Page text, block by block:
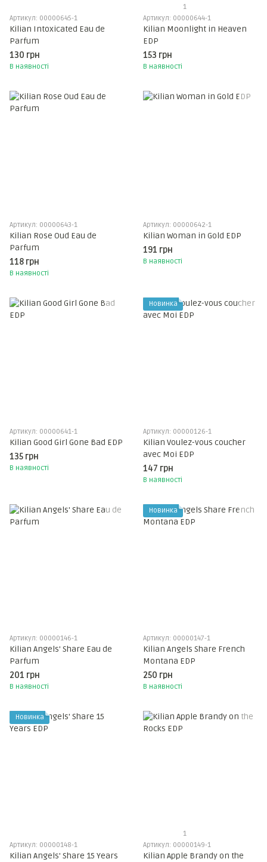
Артикул: 00000645-1
Kilian Intoxicated Eau de
Parfum
130 грн
В наявності
1
Артикул: 00000644-1
Kilian Moonlight in Heaven
EDP
153 грн
В наявності
Артикул: 00000643-1
Kilian Rose Oud Eau de
Parfum
118 грн
В наявності
Артикул: 00000642-1
Kilian Woman in Gold EDP
191 грн
В наявності
Артикул: 00000641-1
Kilian Good Girl Gone Bad EDP
135 грн
В наявності
Новинка
Артикул: 00000126-1
Kilian Voulez-vous coucher
avec Moi EDP
147 грн
В наявності
Артикул: 00000146-1
Kilian Angels' Share Eau de
Parfum
201 грн
В наявності
Новинка
Артикул: 00000147-1
Kilian Angels Share French
Montana EDP
250 грн
В наявності
Новинка
Артикул: 00000148-1
Kilian Angels' Share 15 Years
1
Артикул: 00000149-1
Kilian Apple Brandy on the